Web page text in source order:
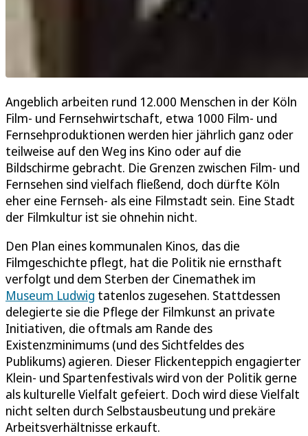
Angeblich arbeiten rund 12.000 Menschen in der Köln
Film- und Fernsehwirtschaft, etwa 1000 Film- und
Fernsehproduktionen werden hier jährlich ganz oder
teilweise auf den Weg ins Kino oder auf die
Bildschirme gebracht. Die Grenzen zwischen Film- und
Fernsehen sind vielfach fließend, doch dürfte Köln
eher eine Fernseh- als eine Filmstadt sein. Eine Stadt
der Filmkultur ist sie ohnehin nicht.
Den Plan eines kommunalen Kinos, das die
Filmgeschichte pflegt, hat die Politik nie ernsthaft
verfolgt und dem Sterben der Cinemathek im
Museum Ludwig tatenlos zugesehen. Stattdessen
delegierte sie die Pflege der Filmkunst an private
Initiativen, die oftmals am Rande des
Existenzminimums (und des Sichtfeldes des
Publikums) agieren. Dieser Flickenteppich engagierter
Klein- und Spartenfestivals wird von der Politik gerne
als kulturelle Vielfalt gefeiert. Doch wird diese Vielfalt
nicht selten durch Selbstausbeutung und prekäre
Arbeitsverhältnisse erkauft.